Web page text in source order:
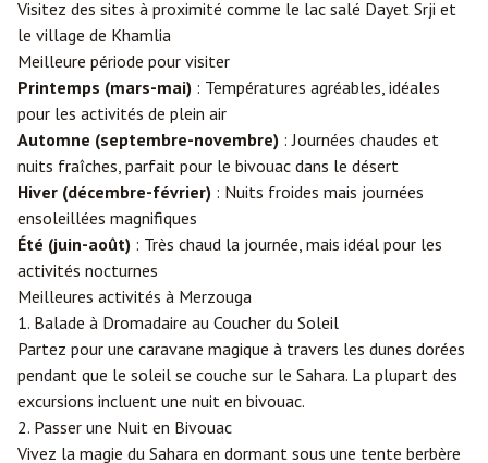
Visitez des sites à proximité comme le lac salé Dayet Srji et
le village de Khamlia
Meilleure période pour visiter
Printemps (mars-mai) : Températures agréables, idéales
pour les activités de plein air
Automne (septembre-novembre) : Journées chaudes et
nuits fraîches, parfait pour le bivouac dans le désert
Hiver (décembre-février) : Nuits froides mais journées
ensoleillées magnifiques
Été (juin-août) : Très chaud la journée, mais idéal pour les
activités nocturnes
Meilleures activités à Merzouga
1. Balade à Dromadaire au Coucher du Soleil
Partez pour une caravane magique à travers les dunes dorées
pendant que le soleil se couche sur le Sahara. La plupart des
excursions incluent une nuit en bivouac.
2. Passer une Nuit en Bivouac
Vivez la magie du Sahara en dormant sous une tente berbère